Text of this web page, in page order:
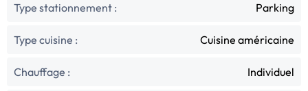
Type stationnement : Parking
Type cuisine : Cuisine américaine
Chauffage : Individuel